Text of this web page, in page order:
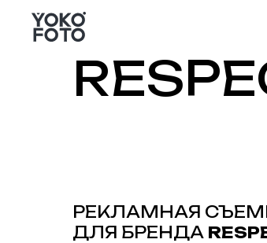
РЕКЛАМНАЯ
ДЛЯ БРЕНДА